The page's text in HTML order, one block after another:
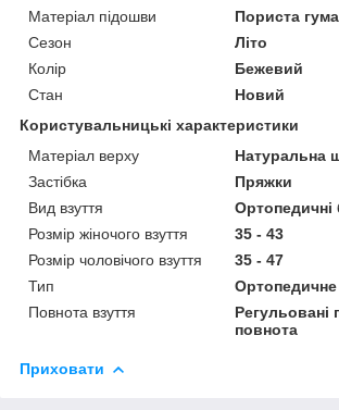
Матеріал підошви
Пориста гума
Сезон
Літо
Колір
Бежевий
Стан
Новий
Користувальницькі характеристики
Матеріал верху
Натуральна
Застібка
Пряжки
Вид взуття
Ортопедичні
Розмір жіночого взуття
35 - 43
Розмір чоловічого взуття
35 - 47
Тип
Ортопедичне
Повнота взуття
Регульовані
повнота
Приховати